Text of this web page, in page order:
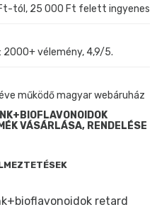
tól, 25 000 Ft felett ingyenes
2000+ vélemény, 4,9/5.
működő magyar webáruház
VÁSÁRLÁSA, RENDELÉSE
retard